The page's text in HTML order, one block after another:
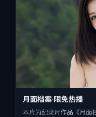
月面档案·限免热播
本片为纪录片作品《月面